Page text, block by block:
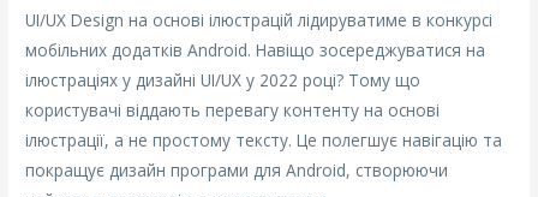
UI/UX Design на основі ілюстрацій лідируватиме в конкурсі
мобільних додатків Android. Навіщо зосереджуватися на
ілюстраціях у дизайні UI/UX у 2022 році? Тому що
користувачі віддають перевагу контенту на основі
ілюстрації, а не простому тексту. Це полегшує навігацію та
покращує дизайн програми для Android, створюючи